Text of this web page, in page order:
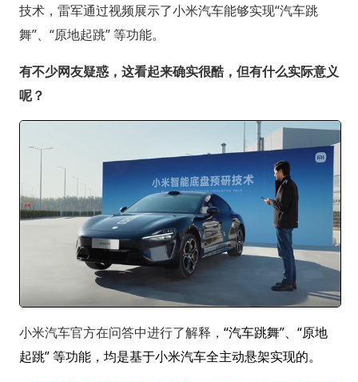
技术，雷军通过视频展示了小米汽车能够实现“汽车跳
舞”、“原地起跳” 等功能。
有不少网友疑惑，这看起来确实很酷，但有什么实际意义
呢？
小米汽车官方在问答中进行了解释， “汽车跳舞”、“原地
起跳” 等功能，均是基于小米汽车全主动悬架实现的。